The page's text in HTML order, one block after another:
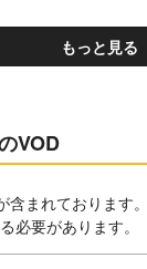
もっと見る
VOD
含まれております
必要があります。